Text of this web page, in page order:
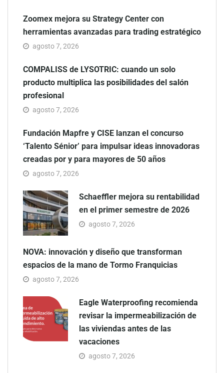
Zoomex mejora su Strategy Center con
herramientas avanzadas para trading estratégico
agosto 7, 2026
COMPALISS de LYSOTRIC: cuando un solo
producto multiplica las posibilidades del salón
profesional
agosto 7, 2026
Fundación Mapfre y CISE lanzan el concurso
‘Talento Sénior’ para impulsar ideas innovadoras
creadas por y para mayores de 50 años
agosto 7, 2026
Schaeffler mejora su rentabilidad
en el primer semestre de 2026
agosto 7, 2026
NOVA: innovación y diseño que transforman
espacios de la mano de Tormo Franquicias
agosto 7, 2026
Eagle Waterproofing recomienda
revisar la impermeabilización de
las viviendas antes de las
vacaciones
agosto 7, 2026